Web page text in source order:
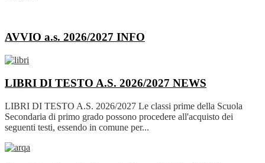
AVVIO a.s. 2026/2027 INFO
LIBRI DI TESTO A.S. 2026/2027 NEWS
LIBRI DI TESTO A.S. 2026/2027 Le classi prime della Scuola
Secondaria di primo grado possono procedere all'acquisto dei
seguenti testi, essendo in comune per...